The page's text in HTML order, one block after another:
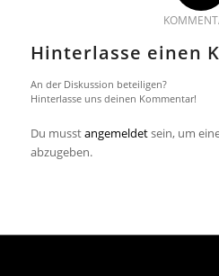
Hinterlasse einen
An der Diskussion beteiligen?
Hinterlasse uns deinen Kommentar!
Du musstangemeldetsein, um
abzugeben.